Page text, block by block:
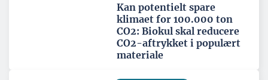
Kan potentielt spare
klimaet for 100.000 ton
CO2: Biokul skal reducere
CO2-aftrykket i populært
materiale